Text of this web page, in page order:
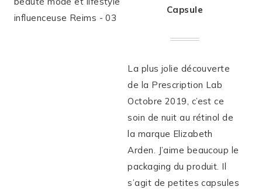
Capsule
La plus jolie découverte
de la Prescription Lab
Octobre 2019, c’est ce
soin de nuit au rétinol de
la marque Elizabeth
Arden. J’aime beaucoup le
packaging du produit. Il
s’agit de petites capsules